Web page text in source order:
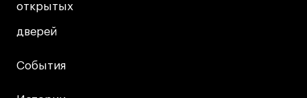
открытых
дверей
открытых
дверей
События
События